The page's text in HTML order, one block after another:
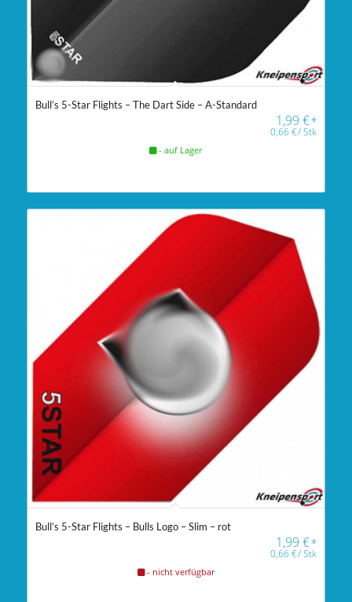
Bull’s 5-Star Flights – The Dart Side – A-Standard
1,99€*
0,66€/Stk
- auf Lager
Bull’s 5-Star Flights – Bulls Logo – Slim – rot
1,99€*
0,66€/Stk
- nicht verfügbar